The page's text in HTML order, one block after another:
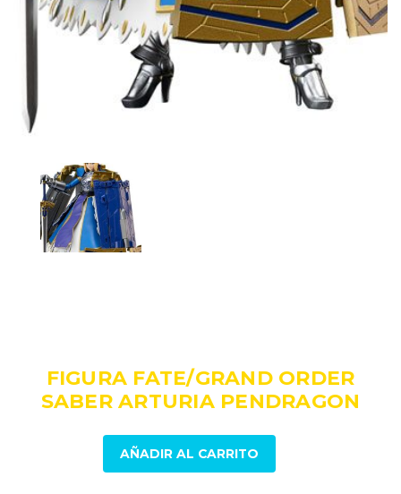
FIGURA FATE/GRAND ORDER
SABER ARTURIA PENDRAGON
AÑADIR AL CARRITO